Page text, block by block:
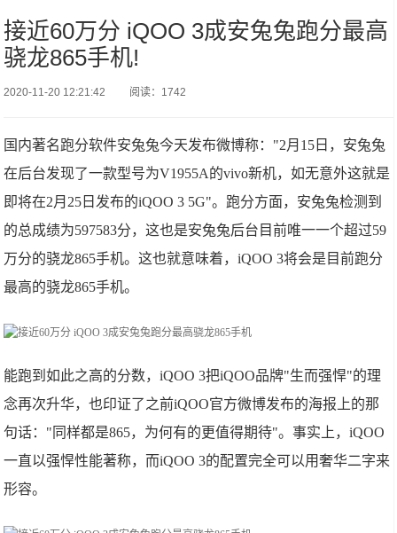
接近60万分 iQOO 3成安兔兔跑分最高
骁龙865手机!
2020-11-20 12:21:42 阅读：1742
国内著名跑分软件安兔兔今天发布微博称："2月15日，安兔兔
在后台发现了一款型号为V1955A的vivo新机，如无意外这就是
即将在2月25日发布的iQOO 3 5G"。跑分方面，安兔兔检测到
的总成绩为597583分，这也是安兔兔后台目前唯一一个超过59
万分的骁龙865手机。这也就意味着，iQOO 3将会是目前跑分
最高的骁龙865手机。
能跑到如此之高的分数，iQOO 3把iQOO品牌"生而强悍"的理
念再次升华，也印证了之前iQOO官方微博发布的海报上的那
句话："同样都是865，为何有的更值得期待"。事实上，iQOO
一直以强悍性能著称，而iQOO 3的配置完全可以用奢华二字来
形容。